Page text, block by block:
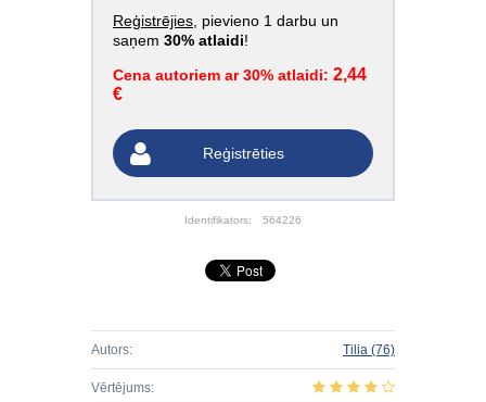
Reģistrējies , pievieno 1 darbu un
saņem 30% atlaidi!
Cena autoriem ar 30% atlaidi: 2,44
€
Reģistrēties
Identifikators: 564226
Autors: Tilia (76)
Vērtējums: